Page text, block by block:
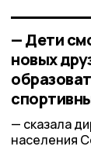
— Дети
новых
сказала
населения